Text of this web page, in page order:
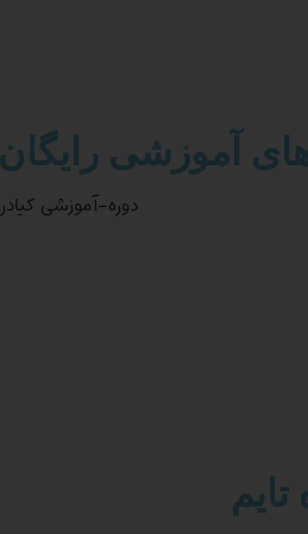
آموزشی رایگان
تایم